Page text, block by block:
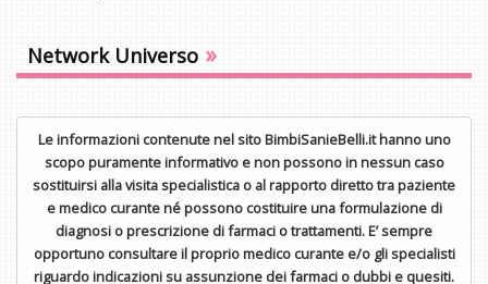
Network Universo »
Le informazioni contenute nel sito BimbiSanieBelli.it hanno uno
scopo puramente informativo e non possono in nessun caso
sostituirsi alla visita specialistica o al rapporto diretto tra paziente
e medico curante né possono costituire una formulazione di
diagnosi o prescrizione di farmaci o trattamenti. E’ sempre
opportuno consultare il proprio medico curante e/o gli specialisti
riguardo indicazioni su assunzione dei farmaci o dubbi e quesiti.